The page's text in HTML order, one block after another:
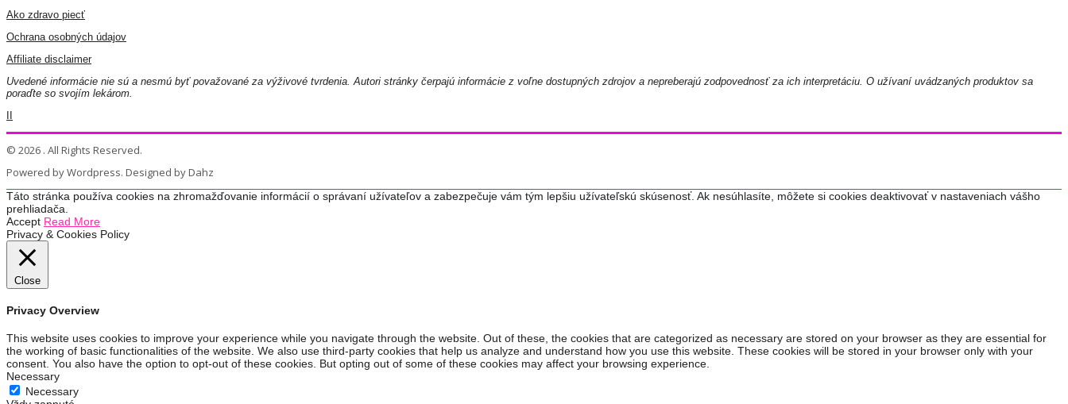
Ako zdravo piecť
Ochrana osobných údajov
Affiliate disclaimer
Uvedené informácie nie sú a nesmú byť považované za výživové tvrdenia. Autori stránky čerpajú informácie z voľne dostupných zdrojov a nepreberajú zodpovednosť za ich interpretáciu. O užívaní uvádzaných produktov sa
poraďte so svojím lekárom.
© 2026 . All Rights Reserved.
Powered by Wordpress. Designed by Dahz
Táto stránka používa cookies na zhromažďovanie informácií o správaní užívateľov a zabezpečuje vám tým lepšiu užívateľskú skúsenosť. Ak nesúhlasíte, môžete si cookies deaktivovať v nastaveniach vášho
prehliadača.
Accept Read More
Privacy & Cookies Policy
Close
Privacy Overview
This website uses cookies to improve your experience while you navigate through the website. Out of these, the cookies that are categorized as necessary are stored on your browser as they are essential for
the working of basic functionalities of the website. We also use third-party cookies that help us analyze and understand how you use this website. These cookies will be stored in your browser only with your
consent. You also have the option to opt-out of these cookies. But opting out of some of these cookies may affect your browsing experience.
Necessary
Necessary